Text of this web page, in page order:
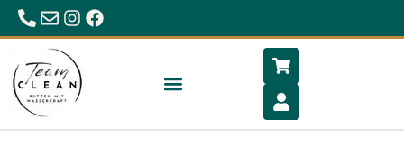
0680/23 86 984
office@hygiene-schlafen.com